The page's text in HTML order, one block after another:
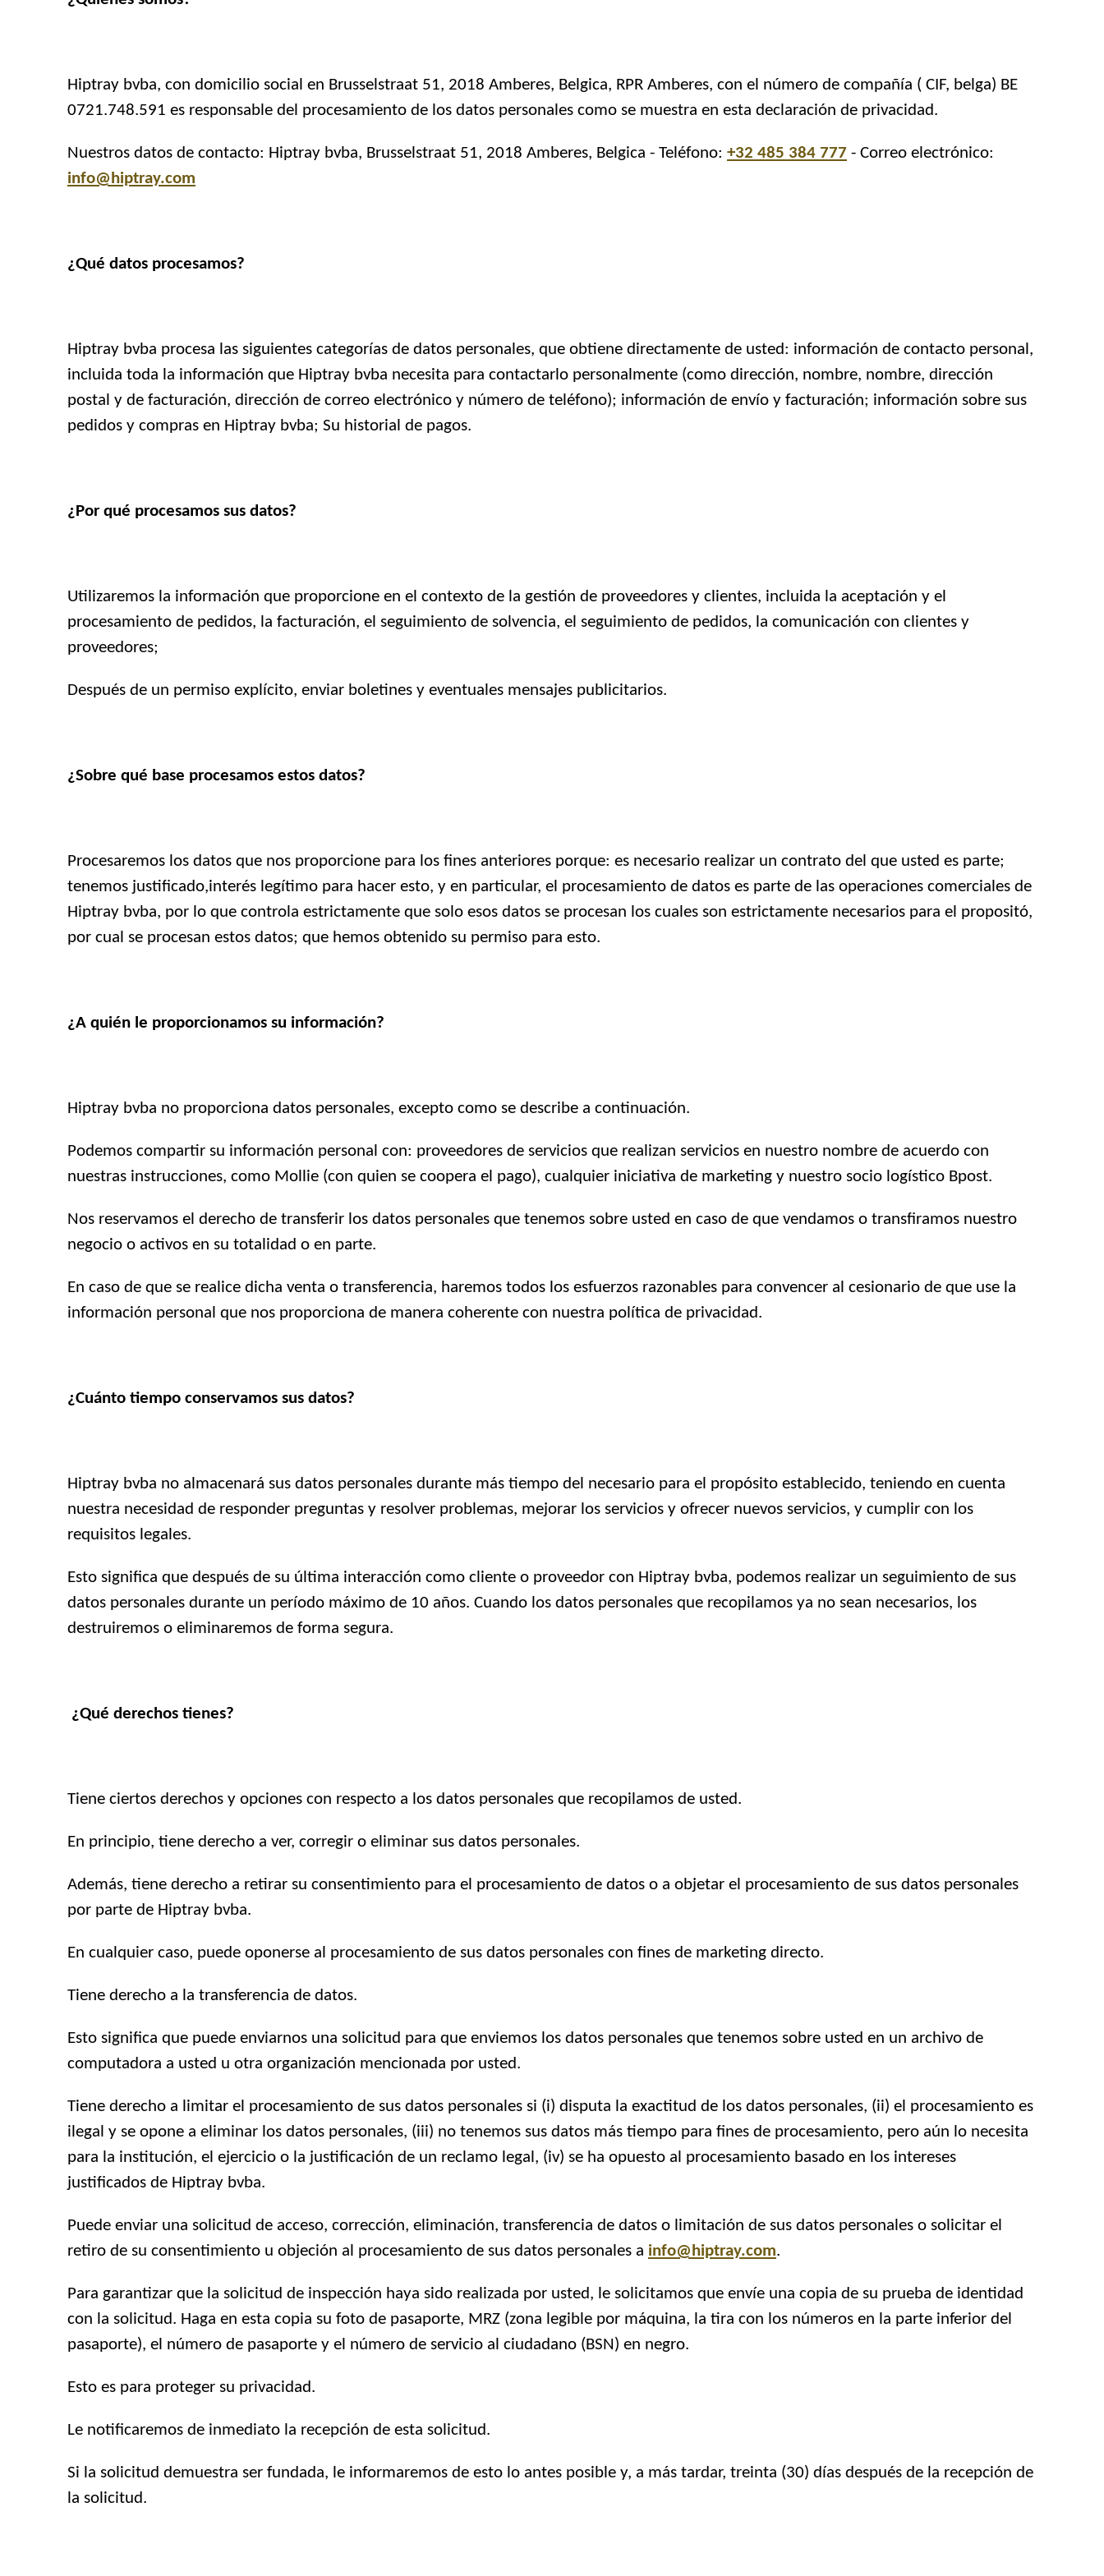
Hiptray bvba, con domicilio social en Brusselstraat 51, 2018 Amberes, Belgica, RPR Amberes, con el número de compañía ( CIF, belga) BE
0721.748.591 es responsable del procesamiento de los datos personales como se muestra en esta declaración de privacidad.
Nuestros datos de contacto: Hiptray bvba, Brusselstraat 51, 2018 Amberes, Belgica - Teléfono: +32 485 384 777 - Correo electrónico:
info@hiptray.com
¿Qué datos procesamos?
Hiptray bvba procesa las siguientes categorías de datos personales, que obtiene directamente de usted: información de contacto personal,
incluida toda la información que Hiptray bvba necesita para contactarlo personalmente (como dirección, nombre, nombre, dirección
postal y de facturación, dirección de correo electrónico y número de teléfono); información de envío y facturación; información sobre sus
pedidos y compras en Hiptray bvba; Su historial de pagos.
¿Por qué procesamos sus datos?
Utilizaremos la información que proporcione en el contexto de la gestión de proveedores y clientes, incluida la aceptación y el
procesamiento de pedidos, la facturación, el seguimiento de solvencia, el seguimiento de pedidos, la comunicación con clientes y
proveedores;
Después de un permiso explícito, enviar boletines y eventuales mensajes publicitarios.
¿Sobre qué base procesamos estos datos?
Procesaremos los datos que nos proporcione para los fines anteriores porque: es necesario realizar un contrato del que usted es parte;
tenemos justificado,interés legítimo para hacer esto, y en particular, el procesamiento de datos es parte de las operaciones comerciales de
Hiptray bvba, por lo que controla estrictamente que solo esos datos se procesan los cuales son estrictamente necesarios para el propositó,
por cual se procesan estos datos; que hemos obtenido su permiso para esto.
¿A quién le proporcionamos su información?
Hiptray bvba no proporciona datos personales, excepto como se describe a continuación.
Podemos compartir su información personal con: proveedores de servicios que realizan servicios en nuestro nombre de acuerdo con
nuestras instrucciones, como Mollie (con quien se coopera el pago), cualquier iniciativa de marketing y nuestro socio logístico Bpost.
Nos reservamos el derecho de transferir los datos personales que tenemos sobre usted en caso de que vendamos o transfiramos nuestro
negocio o activos en su totalidad o en parte.
En caso de que se realice dicha venta o transferencia, haremos todos los esfuerzos razonables para convencer al cesionario de que use la
información personal que nos proporciona de manera coherente con nuestra política de privacidad.
¿Cuánto tiempo conservamos sus datos?
Hiptray bvba no almacenará sus datos personales durante más tiempo del necesario para el propósito establecido, teniendo en cuenta
nuestra necesidad de responder preguntas y resolver problemas, mejorar los servicios y ofrecer nuevos servicios, y cumplir con los
requisitos legales.
Esto significa que después de su última interacción como cliente o proveedor con Hiptray bvba, podemos realizar un seguimiento de sus
datos personales durante un período máximo de 10 años. Cuando los datos personales que recopilamos ya no sean necesarios, los
destruiremos o eliminaremos de forma segura.
¿Qué derechos tienes?
Tiene ciertos derechos y opciones con respecto a los datos personales que recopilamos de usted.
En principio, tiene derecho a ver, corregir o eliminar sus datos personales.
Además, tiene derecho a retirar su consentimiento para el procesamiento de datos o a objetar el procesamiento de sus datos personales
por parte de Hiptray bvba.
En cualquier caso, puede oponerse al procesamiento de sus datos personales con fines de marketing directo.
Tiene derecho a la transferencia de datos.
Esto significa que puede enviarnos una solicitud para que enviemos los datos personales que tenemos sobre usted en un archivo de
computadora a usted u otra organización mencionada por usted.
Tiene derecho a limitar el procesamiento de sus datos personales si (i) disputa la exactitud de los datos personales, (ii) el procesamiento es
ilegal y se opone a eliminar los datos personales, (iii) no tenemos sus datos más tiempo para fines de procesamiento, pero aún lo necesita
para la institución, el ejercicio o la justificación de un reclamo legal, (iv) se ha opuesto al procesamiento basado en los intereses
justificados de Hiptray bvba.
Puede enviar una solicitud de acceso, corrección, eliminación, transferencia de datos o limitación de sus datos personales o solicitar el
retiro de su consentimiento u objeción al procesamiento de sus datos personales a info@hiptray.com.
Para garantizar que la solicitud de inspección haya sido realizada por usted, le solicitamos que envíe una copia de su prueba de identidad
con la solicitud. Haga en esta copia su foto de pasaporte, MRZ (zona legible por máquina, la tira con los números en la parte inferior del
pasaporte), el número de pasaporte y el número de servicio al ciudadano (BSN) en negro.
Esto es para proteger su privacidad.
Le notificaremos de inmediato la recepción de esta solicitud.
Si la solicitud demuestra ser fundada, le informaremos de esto lo antes posible y, a más tardar, treinta (30) días después de la recepción de
la solicitud.